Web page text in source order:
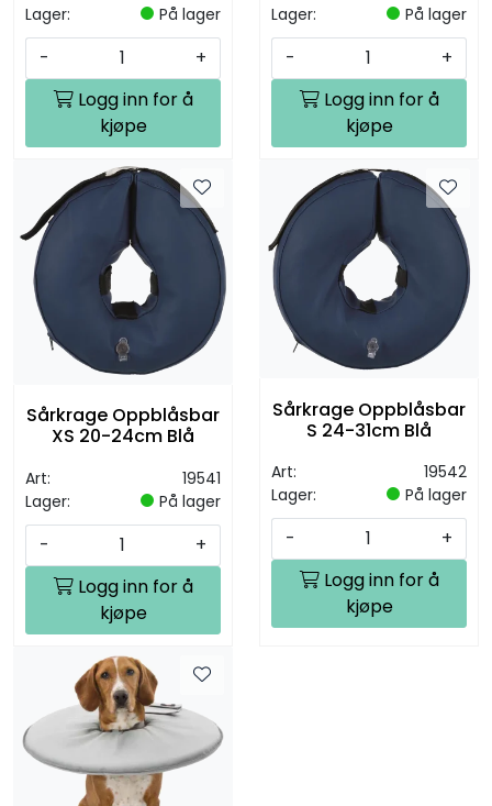
Lager:
På lager
-
+
Logg inn for å
kjøpe
Lager:
På lager
-
+
Logg inn for å
kjøpe
Sårkrage Oppblåsbar
XS 20-24cm Blå
Art:
19541
Lager:
På lager
-
+
Logg inn for å
kjøpe
Sårkrage Oppblåsbar
S 24-31cm Blå
Art:
19542
Lager:
På lager
-
+
Logg inn for å
kjøpe